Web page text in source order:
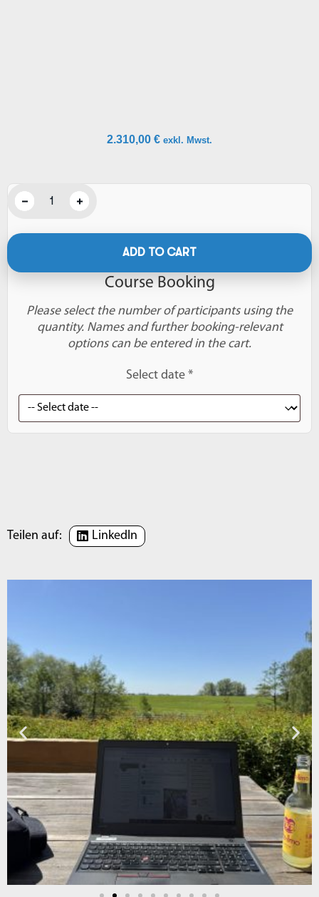
2.310,00 € exkl. Mwst.
ADD TO CART
Course Booking
Please select the number of participants using the
quantity. Names and further booking-relevant
options can be entered in the cart.
Select date *
Teilen auf: LinkedIn